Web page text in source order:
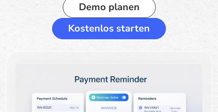
Demo planen
Kostenlos starten